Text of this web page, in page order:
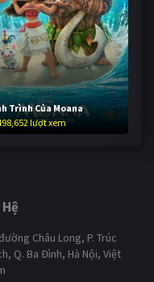
Trình Của Moana
lượt xem
Châu Long, P. Trúc
Q. Ba Đình, Hà Nội, Việt